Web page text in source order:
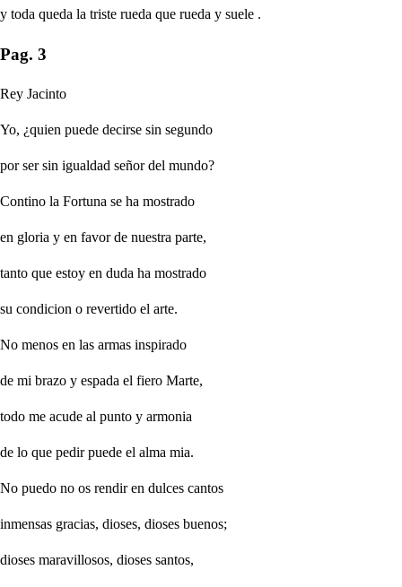
y toda queda la triste rueda que rueda y suele .
Pag. 3
Rey Jacinto
Yo, ¿quien puede decirse sin segundo
por ser sin igualdad señor del mundo?
Contino la Fortuna se ha mostrado
en gloria y en favor de nuestra parte,
tanto que estoy en duda ha mostrado
su condicion o revertido el arte.
No menos en las armas inspirado
de mi brazo y espada el fiero Marte,
todo me acude al punto y armonia
de lo que pedir puede el alma mia.
No puedo no os rendir en dulces cantos
inmensas gracias, dioses, dioses buenos;
dioses maravillosos, dioses santos,